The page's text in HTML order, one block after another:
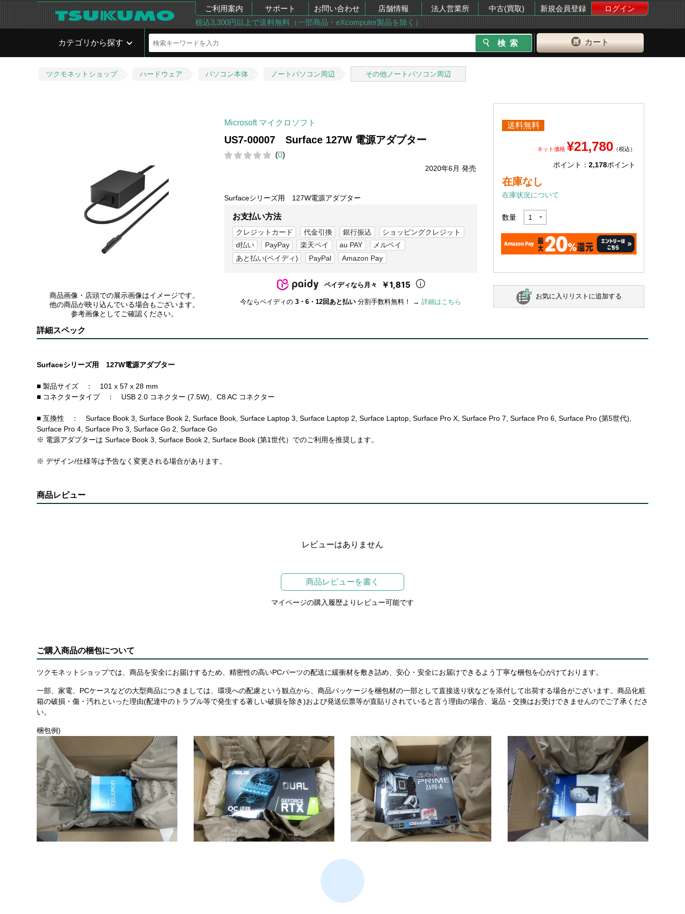
ご利用案内 サポート お問い合わせ 店舗情報 法人営業所 中古(買取) 新規会員登録
ログイン
税込3,300円以上で送料無料（一部商品・eXcomputer製品を除く）
カート
カテゴリから探す
ツクモネットショップ ハードウェア パソコン本体 ノートパソコン周辺 その他ノートパソコン周辺
商品画像・店頭での展示画像はイメージです。
他の商品が映り込んでいる場合もございます。
参考画像としてご確認ください。
Microsoft マイクロソフト
US7-00007 Surface 127W 電源アダプター
(0)
2020年6月 発売
Surfaceシリーズ用 127W電源アダプター
お支払い方法
クレジットカード 代金引換 銀行振込
ショッピングクレジット
d払い
PayPay 楽天ペイ au PAY
メルペイ
あと払い(ペイディ)
PayPal Amazon Pay
ペイディなら月々 ￥1,815
今ならペイディの 3・6・12回あと払い 分割手数料無料！ → 詳細はこちら
送料無料
ネット価格 ¥21,780 （税込）
ポイント： 2,178ポイント
在庫なし
在庫状況について
数量
お気に入りリストに追加する
詳細スペック
Surfaceシリーズ用 127W電源アダプター
■ 製品サイズ ： 101 x 57 x 28 mm
■ コネクタータイプ ： USB 2.0 コネクター (7.5W)、C8 AC コネクター
■ 互換性 ： Surface Book 3, Surface Book 2, Surface Book, Surface Laptop 3, Surface Laptop 2, Surface Laptop, Surface Pro X, Surface Pro 7, Surface Pro 6, Surface Pro (第5世代),
Surface Pro 4, Surface Pro 3, Surface Go 2, Surface Go
※ 電源アダプターは Surface Book 3, Surface Book 2, Surface Book (第1世代）でのご利用を推奨します。
※ デザイン/仕様等は予告なく変更される場合があります。
商品レビュー
レビューはありません
商品レビューを書く
マイページの購入履歴よりレビュー可能です
ご購入商品の梱包について
ツクモネットショップでは、商品を安全にお届けするため、精密性の高いPCパーツの配送に緩衝材を敷き詰め、安心・安全にお届けできるよう丁寧な梱包を心がけております。
一部、家電、PCケースなどの大型商品につきましては、環境への配慮という観点から、商品パッケージを梱包材の一部として直接送り状などを添付して出荷する場合がございます。商品化粧
箱の破損・傷・汚れといった理由(配達中のトラブル等で発生する著しい破損を除き)および発送伝票等が直貼りされていると言う理由の場合、返品・交換はお受けできませんのでご了承くださ
い。
梱包例)